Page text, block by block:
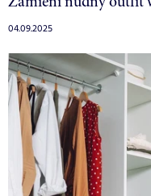
04.09.2025